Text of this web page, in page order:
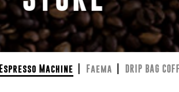
Espresso Machine Faema
DRIP BAG